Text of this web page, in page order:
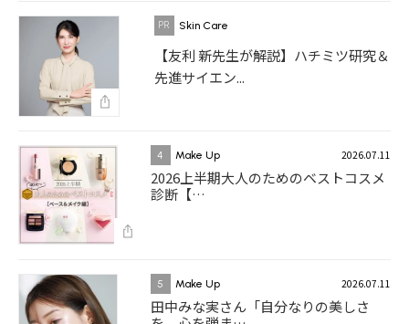
Skin Care
【友利 新先生が解説】ハチミツ研究＆
先進サイエン...
4 Make Up 2026.07.11
2026上半期大人のためのベストコスメ
診断【…
5 Make Up 2026.07.11
田中みな実さん「自分なりの美しさ